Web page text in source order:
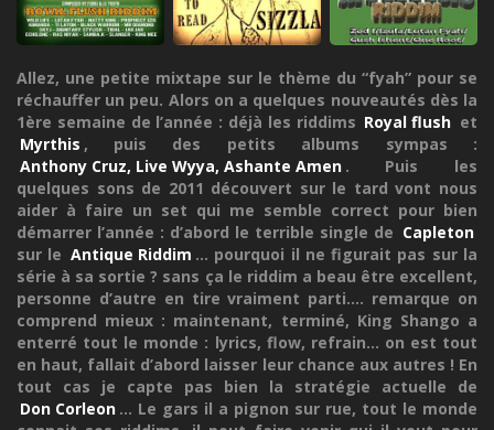
Allez, une petite mixtape sur le thème du “fyah” pour se
réchauffer un peu. Alors on a quelques nouveautés dès la
1ère semaine de l’année : déjà les riddims Royal flush et
Myrthis , puis des petits albums sympas :
Anthony Cruz, Live Wyya, Ashante Amen . Puis les
quelques sons de 2011 découvert sur le tard vont nous
aider à faire un set qui me semble correct pour bien
démarrer l’année : d’abord le terrible single de Capleton
sur le Antique Riddim ... pourquoi il ne figurait pas sur la
série à sa sortie ? sans ça le riddim a beau être excellent,
personne d’autre en tire vraiment parti.... remarque on
comprend mieux : maintenant, terminé, King Shango a
enterré tout le monde : lyrics, flow, refrain... on est tout
en haut, fallait d’abord laisser leur chance aux autres ! En
tout cas je capte pas bien la stratégie actuelle de
Don Corleon ... Le gars il a pignon sur rue, tout le monde